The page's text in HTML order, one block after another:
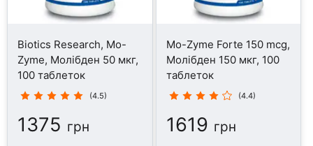
Biotics Research, Mo-
Zyme, Молібден 50 мкг,
100 таблеток
(4.5)
1375 грн
Mo-Zyme Forte 150 mcg,
Молібден 150 мкг, 100
таблеток
(4.4)
1619 грн